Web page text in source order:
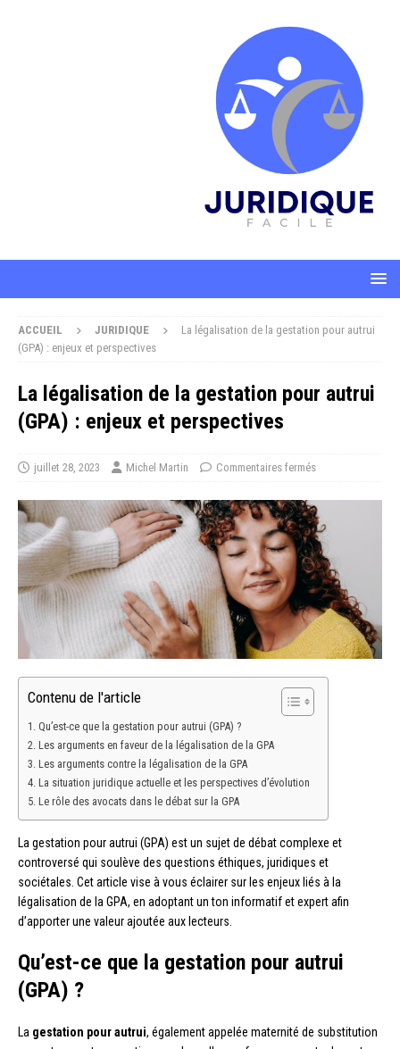
ACCUEIL JURIDIQUE
La légalisation de la gestation pour autrui
(GPA) : enjeux et perspectives
La légalisation de la gestation pour autrui
(GPA) : enjeux et perspectives
juillet 28, 2023 Michel Martin Commentaires fermés
Contenu de l'article
Qu’est-ce que la gestation pour autrui (GPA) ?
Les arguments en faveur de la légalisation de la GPA
Les arguments contre la légalisation de la GPA
La situation juridique actuelle et les perspectives d’évolution
Le rôle des avocats dans le débat sur la GPA
La gestation pour autrui (GPA) est un sujet de débat complexe et
controversé qui soulève des questions éthiques, juridiques et
sociétales. Cet article vise à vous éclairer sur les enjeux liés à la
légalisation de la GPA, en adoptant un ton informatif et expert afin
d’apporter une valeur ajoutée aux lecteurs.
Qu’est-ce que la gestation pour autrui
(GPA) ?
La gestation pour autrui, également appelée maternité de substitution